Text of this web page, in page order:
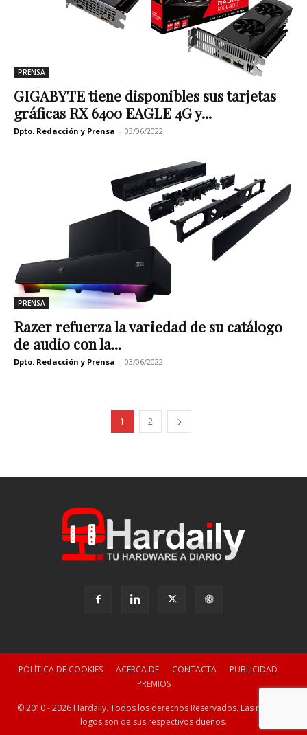
PRENSA
GIGABYTE tiene disponibles sus tarjetas
gráficas RX 6400 EAGLE 4G y...
Dpto. Redacción y Prensa - 03/06/2022
PRENSA
Razer refuerza la variedad de su catálogo
de audio con la...
Dpto. Redacción y Prensa - 03/06/2022
1 2
POLÍTICA DE COOKIES ACERCA DE CONTACTA
PUBLICIDAD
PREMIOS
© 2010 - 2026 Hardaily. Todos los derechos Reservados. Las marcas y
logos son de sus respectivos dueños.